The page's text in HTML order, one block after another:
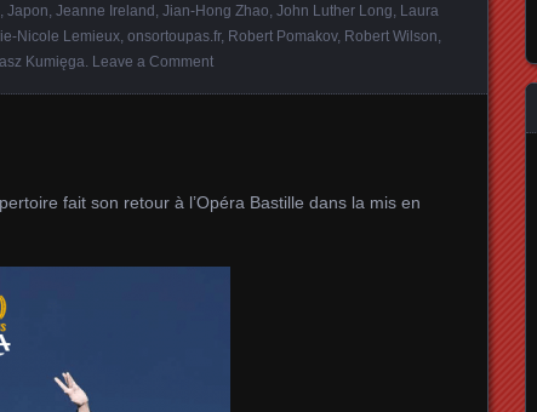
Japon Jeanne Ireland Jian-Hong Zhao John Luther Long Laura
Lemieux onsortoupas.fr, Robert Pomakov, Robert Wilson
Kumięga Leave a Comment
fait son retour à l’Opéra Bastille dans la mis en